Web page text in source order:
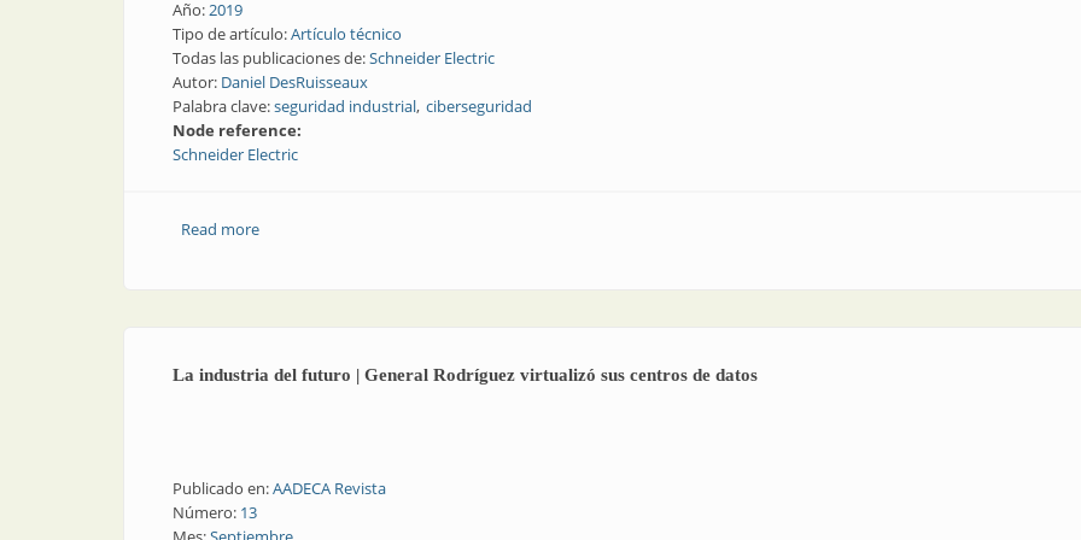
Año:2019
Tipo de artículo:Artículo técnico
Todas las publicaciones de:Schneider Electric
Autor: Daniel DesRuisseaux
Palabra clave:seguridad industrial ciberseguridad
Node reference:
Schneider Electric
Read moreabout Ciberseguridad y seguridad industrial | Visión práctica sobre la implementación de niveles de seguridad
La industria del futuro | General Rodríguez virtualizó sus centros de datos
Publicado en:AADECA Revista
Número: 13